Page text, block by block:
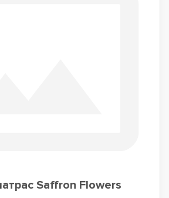
Saffron Flowers